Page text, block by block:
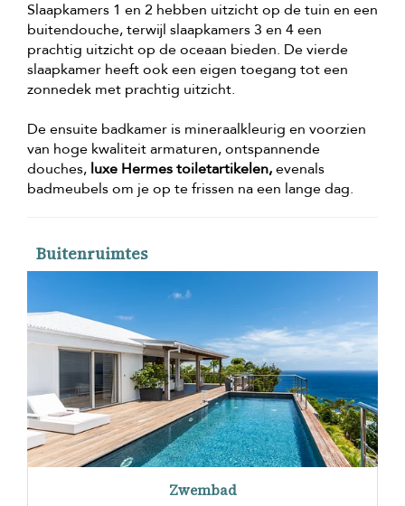
Slaapkamers 1 en 2 hebben uitzicht op de tuin en een
buitendouche, terwijl slaapkamers 3 en 4 een
prachtig uitzicht op de oceaan bieden. De vierde
slaapkamer heeft ook een eigen toegang tot een
zonnedek met prachtig uitzicht.
De ensuite badkamer is mineraalkleurig en voorzien
van hoge kwaliteit armaturen, ontspannende
douches, luxe Hermes toiletartikelen,evenals
badmeubels om je op te frissen na een lange dag.
Buitenruimtes
Zwembad